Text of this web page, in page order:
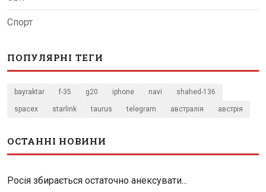
Спорт
ПОПУЛЯРНІ ТЕГИ
bayraktar f-35 g20 iphone navi shahed-136
spacex starlink taurus telegram австралія австрія
ОСТАННІ НОВИНИ
Росія збирається остаточно анексувати...